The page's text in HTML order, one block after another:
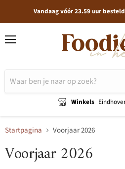
Vandaag vóór 23.59 uur
Winkels
Startpagina Voorjaar 2026
Voorjaar 2026